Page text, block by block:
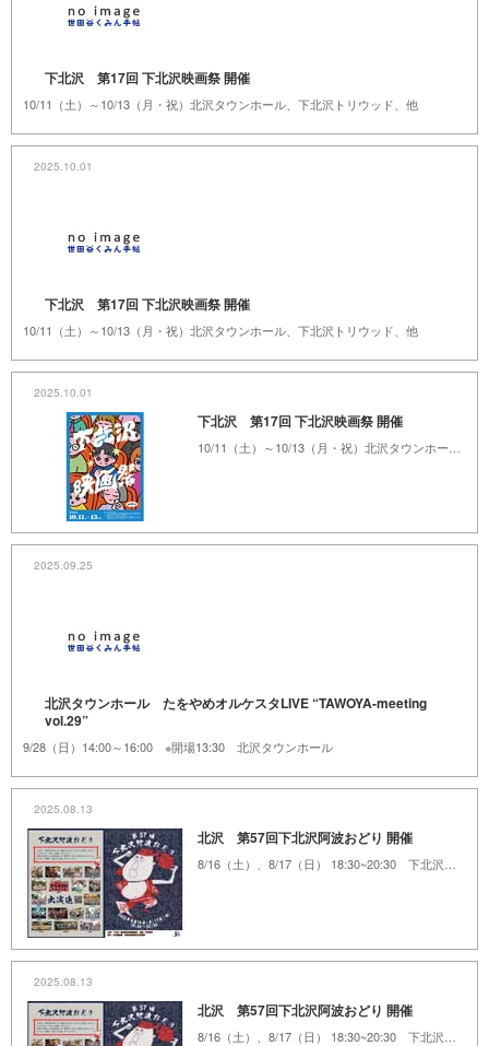
下北沢 第17回 下北沢映画祭 開催
10/11（土）～10/13（月・祝）北沢タウンホール、下北沢トリウッド、他
2025.10.01
下北沢 第17回 下北沢映画祭 開催
10/11（土）～10/13（月・祝）北沢タウンホール、下北沢トリウッド、他
2025.10.01
下北沢 第17回 下北沢映画祭 開催
2025.09.25
北沢タウンホール たをやめオルケスタLIVE “TAWOYA-meeting
vol.29”
9/28（日）14:00～16:00 ※開場13:30 北沢タウンホール
2025.08.13
北沢 第57回下北沢阿波おどり 開催
2025.08.13
北沢 第57回下北沢阿波おどり 開催